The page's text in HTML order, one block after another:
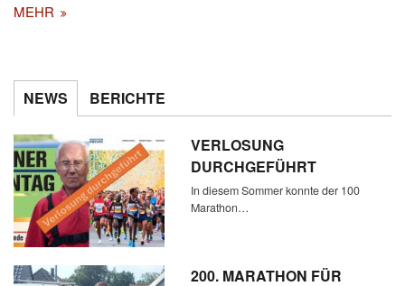
MEHR
NEWS BERICHTE
VERLOSUNG
DURCHGEFÜHRT
In diesem Sommer konnte der 100
Marathon…
200. MARATHON FÜR